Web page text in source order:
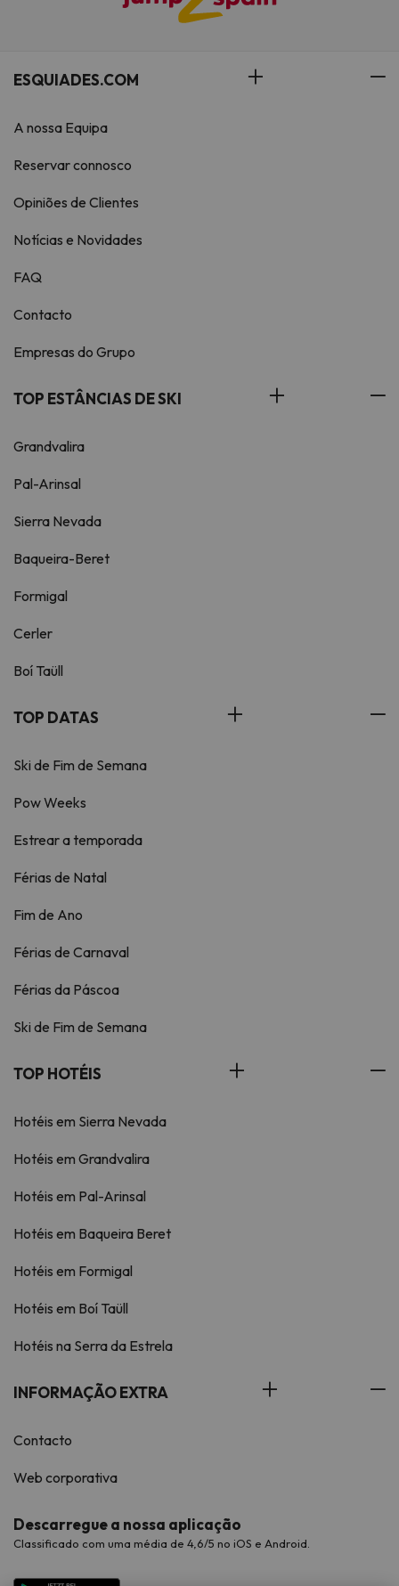
ESQUIADES.COM
A nossa Equipa
Reservar connosco
Opiniões de Clientes
Notícias e Novidades
FAQ
Contacto
Empresas do Grupo
TOP ESTÂNCIAS DE SKI
Grandvalira
Pal-Arinsal
Sierra Nevada
Baqueira-Beret
Formigal
Cerler
Boí Taüll
TOP DATAS
Ski de Fim de Semana
Pow Weeks
Estrear a temporada
Férias de Natal
Fim de Ano
Férias de Carnaval
Férias da Páscoa
Ski de Fim de Semana
TOP HOTÉIS
Hotéis em Sierra Nevada
Hotéis em Grandvalira
Hotéis em Pal-Arinsal
Hotéis em Baqueira Beret
Hotéis em Formigal
Hotéis em Boí Taüll
Hotéis na Serra da Estrela
INFORMAÇÃO EXTRA
Contacto
Web corporativa
Descarregue a nossa aplicação
Classificado com uma média de 4,6/5 no iOS e Android.